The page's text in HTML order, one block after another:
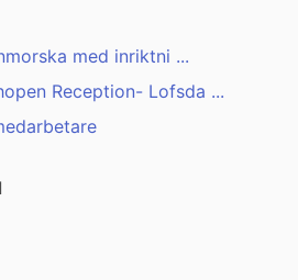
med inriktni ...
Reception- Lofsda ...